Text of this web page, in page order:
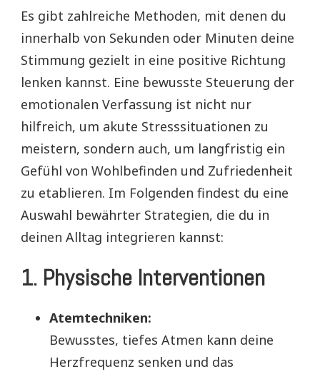
Es gibt zahlreiche Methoden, mit denen du
innerhalb von Sekunden oder Minuten deine
Stimmung gezielt in eine positive Richtung
lenken kannst. Eine bewusste Steuerung der
emotionalen Verfassung ist nicht nur
hilfreich, um akute Stresssituationen zu
meistern, sondern auch, um langfristig ein
Gefühl von Wohlbefinden und Zufriedenheit
zu etablieren. Im Folgenden findest du eine
Auswahl bewährter Strategien, die du in
deinen Alltag integrieren kannst:
1. Physische Interventionen
Atemtechniken:
Bewusstes, tiefes Atmen kann deine
Herzfrequenz senken und das